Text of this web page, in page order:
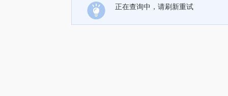
正在查询中，请刷新重试